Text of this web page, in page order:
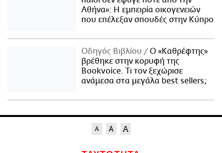
Αθήνα»: Η εμπειρία οικογενειών
που επέλεξαν σπουδές στην Κύπρο
Οδηγός Βιβλίου
Ο «Καθρέφτης»
βρέθηκε στην κορυφή της
Bookvoice. Τι τον ξεχώρισε
ανάμεσα στα μεγάλα best sellers;